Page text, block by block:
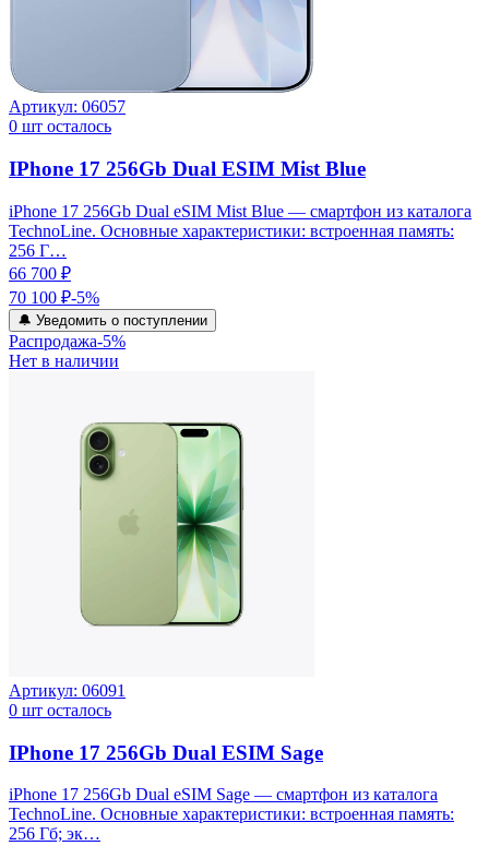
Артикул: 06057
0 шт осталось
IPhone 17 256Gb Dual ESIM Mist Blue
iPhone 17 256Gb Dual eSIM Mist Blue — смартфон из каталога
TechnoLine. Основные характеристики: встроенная память:
256 Г…
66 700 ₽
70 100 ₽-5%
🔔 Уведомить о поступлении
Распродажа-5%
Нет в наличии
Артикул: 06091
0 шт осталось
IPhone 17 256Gb Dual ESIM Sage
iPhone 17 256Gb Dual eSIM Sage — смартфон из каталога
TechnoLine. Основные характеристики: встроенная память:
256 Гб; эк…